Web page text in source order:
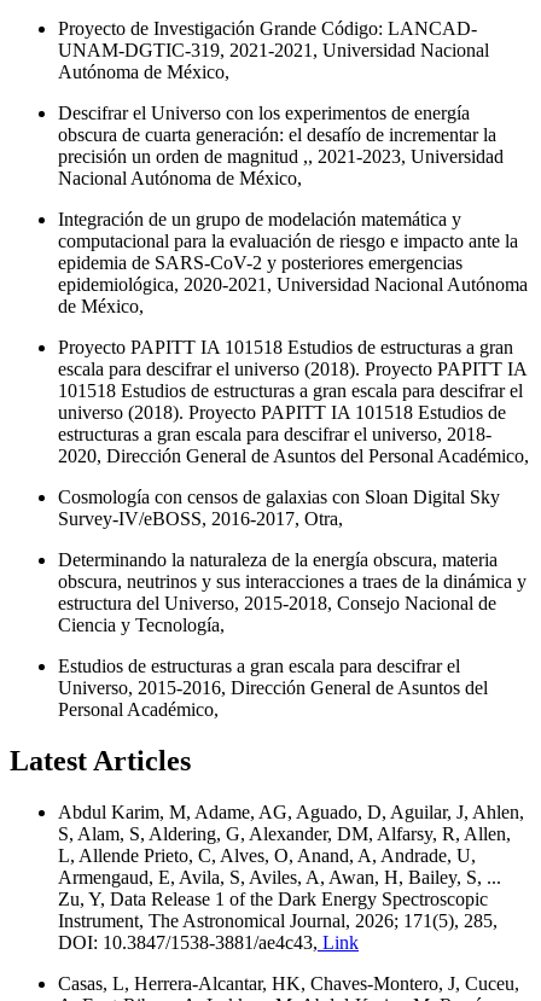
Proyecto de Investigación Grande Código: LANCAD-
UNAM-DGTIC-319, 2021-2021, Universidad Nacional
Autónoma de México,
Descifrar el Universo con los experimentos de energía
obscura de cuarta generación: el desafío de incrementar la
precisión un orden de magnitud ,, 2021-2023, Universidad
Nacional Autónoma de México,
Integración de un grupo de modelación matemática y
computacional para la evaluación de riesgo e impacto ante la
epidemia de SARS-CoV-2 y posteriores emergencias
epidemiológica, 2020-2021, Universidad Nacional Autónoma
de México,
Proyecto PAPITT IA 101518 Estudios de estructuras a gran
escala para descifrar el universo (2018). Proyecto PAPITT IA
101518 Estudios de estructuras a gran escala para descifrar el
universo (2018). Proyecto PAPITT IA 101518 Estudios de
estructuras a gran escala para descifrar el universo, 2018-
2020, Dirección General de Asuntos del Personal Académico,
Cosmología con censos de galaxias con Sloan Digital Sky
Survey-IV/eBOSS, 2016-2017, Otra,
Determinando la naturaleza de la energía obscura, materia
obscura, neutrinos y sus interacciones a traes de la dinámica y
estructura del Universo, 2015-2018, Consejo Nacional de
Ciencia y Tecnología,
Estudios de estructuras a gran escala para descifrar el
Universo, 2015-2016, Dirección General de Asuntos del
Personal Académico,
Latest Articles
Abdul Karim, M, Adame, AG, Aguado, D, Aguilar, J, Ahlen,
S, Alam, S, Aldering, G, Alexander, DM, Alfarsy, R, Allen,
L, Allende Prieto, C, Alves, O, Anand, A, Andrade, U,
Armengaud, E, Avila, S, Aviles, A, Awan, H, Bailey, S, ...
Zu, Y, Data Release 1 of the Dark Energy Spectroscopic
Instrument, The Astronomical Journal, 2026; 171(5), 285,
DOI: 10.3847/1538-3881/ae4c43, Link
Casas, L, Herrera-Alcantar, HK, Chaves-Montero, J, Cuceu,